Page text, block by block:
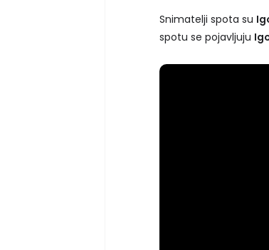
Snimatelji spota su
spotu se pojavljuju